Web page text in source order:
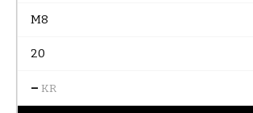
M8
20
– KR